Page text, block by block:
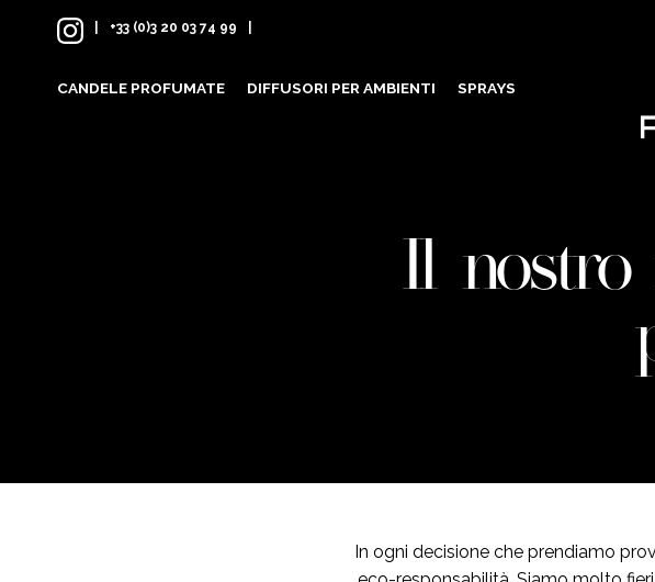
+33 (0)3 20 03 74 99
CANDELE PROFUMATE DIFFUSORI PER AMBIENTI SPRAYS
Il
In ogni decisione che prendiamo